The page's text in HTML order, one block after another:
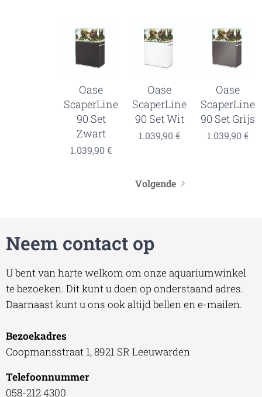
Oase
ScaperLine
90 Set
Zwart
1.039,90€
Oase
ScaperLine
90 Set Wit
1.039,90€
Oase
ScaperLine
90 Set Grijs
1.039,90€
Volgende
Neem contact op
U bent van harte welkom om onze aquariumwinkel
te bezoeken. Dit kunt u doen op onderstaand adres.
Daarnaast kunt u ons ook altijd bellen en e-mailen.
Bezoekadres
Coopmansstraat 1, 8921 SR Leeuwarden
Telefoonnummer
058-212 4300